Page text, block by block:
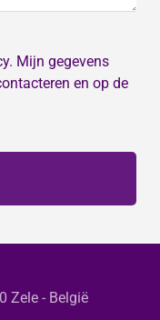
Mijn gegevens
en op de
Zele - België